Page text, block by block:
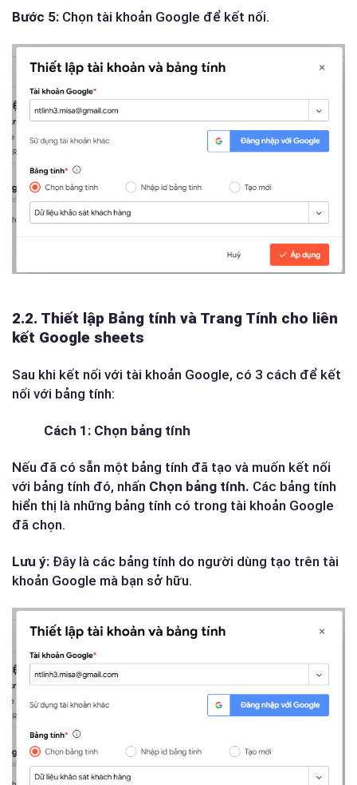
Bước 5: Chọn tài khoản Google để kết nối.
2.2. Thiết lập Bảng tính và Trang Tính cho liên
kết Google sheets
Sau khi kết nối với tài khoản Google, có 3 cách để kết
nối với bảng tính:
Cách 1: Chọn bảng tính
Nếu đã có sẵn một bảng tính đã tạo và muốn kết nối
với bảng tính đó, nhấn Chọn bảng tính. Các bảng tính
hiển thị là những bảng tính có trong tài khoản Google
đã chọn.
Lưu ý: Đây là các bảng tính do người dùng tạo trên tài
khoản Google mà bạn sở hữu.